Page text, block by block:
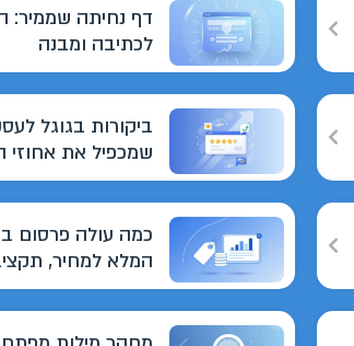
דף נחיתה שממיר:
לכתיבה ומבנה
ביקורות בגוגל
שמכפיל את אחוזי
כמה עולה פרסום
המלא למחיר,